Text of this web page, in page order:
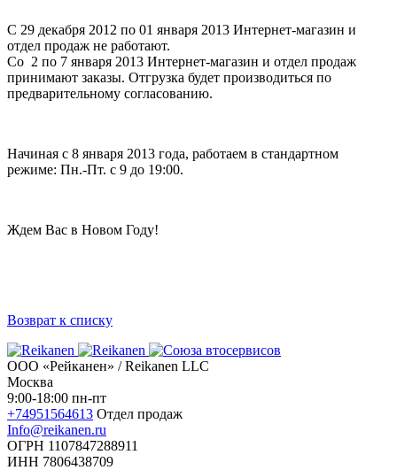
С 29 декабря 2012 по 01 января 2013 Интернет-магазин и
отдел продаж не работают.
Со 2 по 7 января 2013 Интернет-магазин и отдел продаж
принимают заказы. Отгрузка будет производиться по
предварительному согласованию.
Начиная с 8 января 2013 года, работаем в стандартном
режиме: Пн.-Пт. с 9 до 19:00.
Ждем Вас в Новом Году!
Возврат к списку
ООО «Рейканен» / Reikanen LLC
Москва
9:00-18:00 пн-пт
+74951564613 Отдел продаж
Info@reikanen.ru
ОГРН 1107847288911
ИНН 7806438709